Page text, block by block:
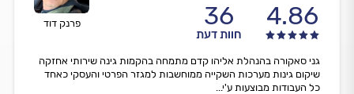
פרנק דוד 4.86
36
חוות דעת
גני סאקורה בהנהלת אליהו קדם מתמחה בהקמות גינה שירותי אחזקה
שיקום גינות מערכות השקייה ממוחשבות למגזר הפרטי והעסקי כאחד
כל העבודות מבוצעות ע'י...